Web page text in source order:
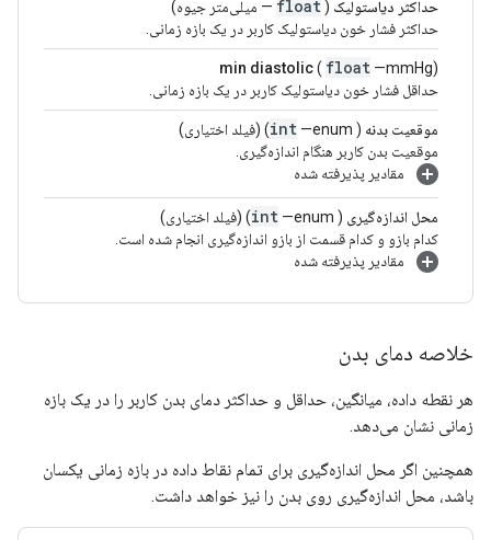
حداکثر دیاستولیک (
float — میلی‌متر جیوه)
حداکثر فشار خون دیاستولیک کاربر در یک بازه زمانی.
min diastolic( float —mmHg)
حداقل فشار خون دیاستولیک کاربر در یک بازه زمانی.
موقعیت بدنه (
int —enum) (فیلد اختیاری)
موقعیت بدن کاربر هنگام اندازه‌گیری.
مقادیر پذیرفته شده
محل اندازه‌گیری (
int —enum) (فیلد اختیاری)
کدام بازو و کدام قسمت از بازو اندازه‌گیری انجام شده است.
مقادیر پذیرفته شده
خلاصه دمای بدن
هر نقطه داده، میانگین، حداقل و حداکثر دمای بدن کاربر را در یک بازه
زمانی نشان می‌دهد.
همچنین اگر محل اندازه‌گیری برای تمام نقاط داده در بازه زمانی یکسان
باشد، محل اندازه‌گیری روی بدن را نیز خواهد داشت.